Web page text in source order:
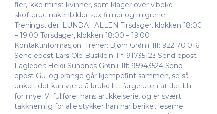
fler, ikke minst kvinner, som klager over vibeke
skofterud nakenbilder sex filmer og migrene.
Treningstider: LUNDAHALLEN Tirsdager, klokken 18:00
– 19:00 Torsdager, klokken 18:00 – 19:00
Kontaktinformasjon: Trener: Bjørn Grønli Tlf: 922 70 016
Send epost Lars Ole Busklein Tlf: 91735123 Send epost
Lagleder: Heidi Sundnes Grønli Tlf: 95943524 Send
epost Gul og oransje går kjempefint sammen, se så
enkelt det kan være å bruke litt farge uten at det blir
for mye. Vi fullfører hans artikkelserie, og er svært
takknemlig for alle stykker han har beriket leserne